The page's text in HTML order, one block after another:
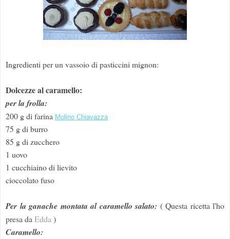
Ingredienti per un vassoio di pasticcini mignon:
Dolcezze al caramello:
per la frolla:
200 g di farina Molino Chiavazza
75 g di burro
85 g di zucchero
1 uovo
1 cucchiaino di lievito
cioccolato fuso
Per la ganache montata al caramello salato: ( Questa ricetta l'ho
presa daEdda)
Caramello: